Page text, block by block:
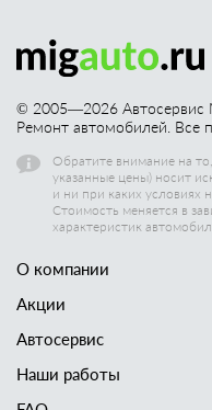
© 2005—2026 Автосервис
Ремонт автомобилей. Все
Обратите внимание на
указанные цены) носит
и ни при каких условиях
Стоимость меняется в
характеристик
О компании
Акции
Автосервис
Наши работы